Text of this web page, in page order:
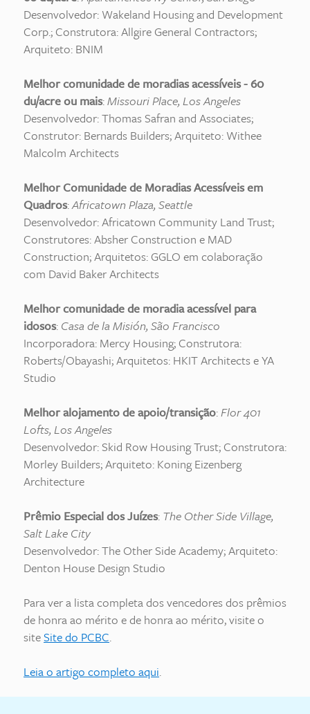
Desenvolvedor: Wakeland Housing and Development
Corp.; Construtora: Allgire General Contractors;
Arquiteto: BNIM
Melhor comunidade de moradias acessíveis - 60
du/acre ou mais:Missouri Place, Los Angeles
Desenvolvedor: Thomas Safran and Associates;
Construtor: Bernards Builders; Arquiteto: Withee
Malcolm Architects
Melhor Comunidade de Moradias Acessíveis em
Quadros:Africatown Plaza, Seattle
Desenvolvedor: Africatown Community Land Trust;
Construtores: Absher Construction e MAD
Construction; Arquitetos: GGLO em colaboração
com David Baker Architects
Melhor comunidade de moradia acessível para
idosos: Casa de la Misión, São Francisco
Incorporadora: Mercy Housing; Construtora:
Roberts/Obayashi; Arquitetos: HKIT Architects e YA
Studio
Melhor alojamento de apoio/transição:Flor 401
Lofts, Los Angeles
Desenvolvedor: Skid Row Housing Trust; Construtora:
Morley Builders; Arquiteto: Koning Eizenberg
Architecture
Prêmio Especial dos Juízes: The Other Side Village,
Salt Lake City
Desenvolvedor: The Other Side Academy; Arquiteto:
Denton House Design Studio
Para ver a lista completa dos vencedores dos prêmios
de honra ao mérito e de honra ao mérito, visite o
siteSite do PCBC.
Leia o artigo completo aqui.